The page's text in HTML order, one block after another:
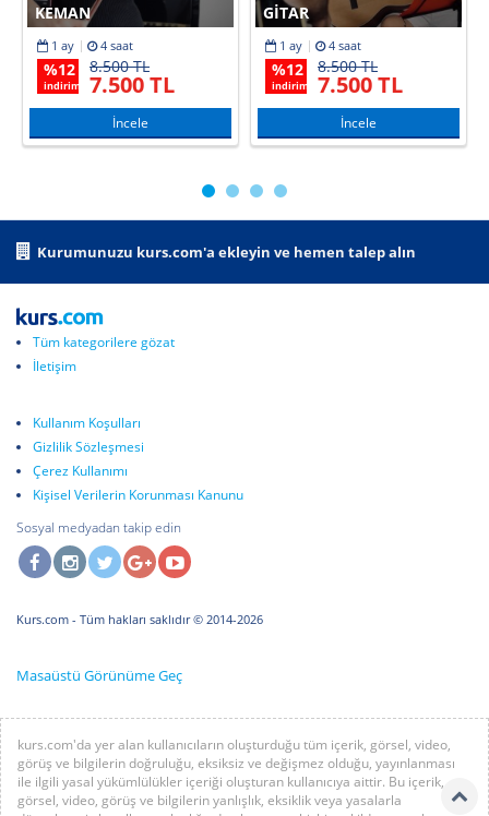
KEMAN
1 ay 4 saat
%12
indirim
8.500 TL
7.500 TL
İncele
GITAR
1 ay 4 saat
%12
indirim
8.500 TL
7.500 TL
İncele
Kurumunuzu kurs.com'a ekleyin ve hemen talep alın
Tüm kategorilere gözat
İletişim
Kullanım Koşulları
Gizlilik Sözleşmesi
Çerez Kullanımı
Kişisel Verilerin Korunması Kanunu
Sosyal medyadan takip edin
Kurs.com - Tüm hakları saklıdır © 2014-2026
Masaüstü Görünüme Geç
kurs.com'da yer alan kullanıcıların oluşturduğu tüm içerik, görsel, video,
görüş ve bilgilerin doğruluğu, eksiksiz ve değişmez olduğu, yayınlanması
ile ilgili yasal yükümlülükler içeriği oluşturan kullanıcıya aittir. Bu içerik,
görsel, video, görüş ve bilgilerin yanlışlık, eksiklik veya yasalarla